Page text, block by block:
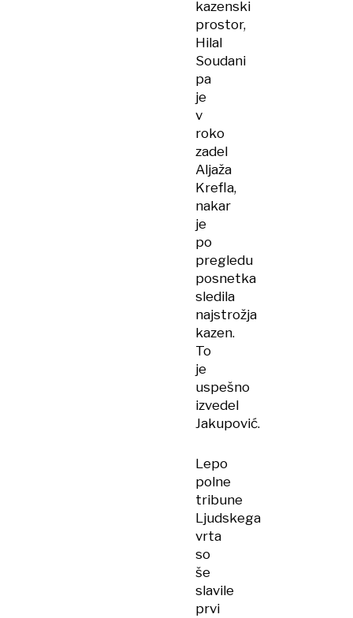
kazenski
prostor,
Hilal
Soudani
pa
je
v
roko
zadel
Aljaža
Krefla,
nakar
je
po
pregledu
posnetka
sledila
najstrožja
kazen.
To
je
uspešno
izvedel
Jakupović.
Lepo
polne
tribune
Ljudskega
vrta
so
še
slavile
prvi